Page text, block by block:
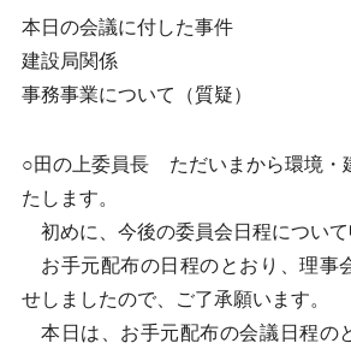
本日の会議に付した事件
建設局関係
事務事業について（質疑）
○田の上委員長 ただいまから環境・
たします。
初めに、今後の委員会日程について
お手元配布の日程のとおり、理事
せしましたので、ご了承願います。
本日は、お手元配布の会議日程の